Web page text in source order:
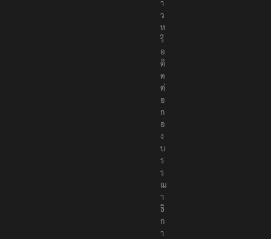
า
ว
ห
รื
อ
ติ
ด
ต่
อ
ก
อ
ง
บ
ร
ร
ณ
า
ธิ
ก
า